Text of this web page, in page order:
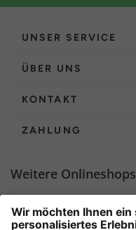
UNSER SERVICE
ÜBER UNS
KONTAKT
ZAHLUNG
Weitere Onlineshops